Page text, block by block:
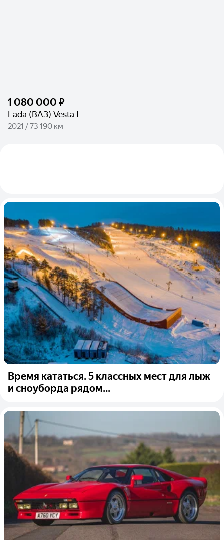
1 080 000 ₽
Lada (ВАЗ) Vesta I
2021 / 73 190 км
Время кататься. 5 классных мест для лыж
и сноуборда рядом...